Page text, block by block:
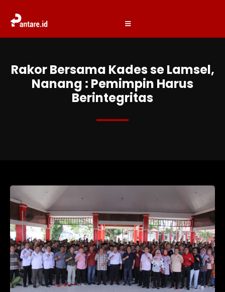
Rakor Bersama Kades se Lamsel,
Nanang : Pemimpin Harus
Berintegritas